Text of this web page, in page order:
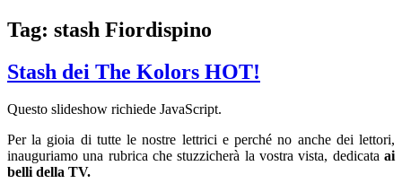
Tag: stash Fiordispino
Stash dei The Kolors HOT!
Questo slideshow richiede JavaScript.
Per la gioia di tutte le nostre lettrici e perché no anche dei lettori,
inauguriamo una rubrica che stuzzicherà la vostra vista, dedicata ai
belli della TV.